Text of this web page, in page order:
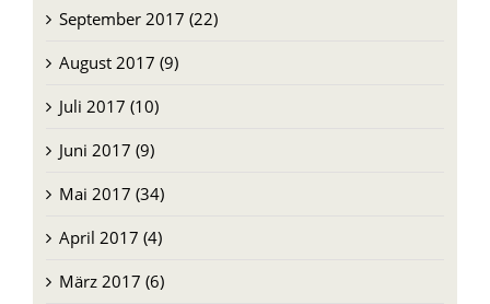
September 2017 (22)
August 2017 (9)
Juli 2017 (10)
Juni 2017 (9)
Mai 2017 (34)
April 2017 (4)
März 2017 (6)